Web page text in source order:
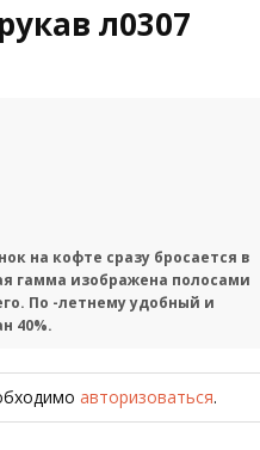
л0307
на кофте сразу бросается в
гамма изображена полосами
По -летнему удобный и
40%.
авторизоваться.